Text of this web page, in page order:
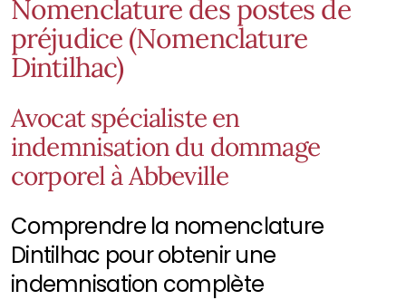
Nomenclature des postes de
préjudice (Nomenclature
Dintilhac)
Avocat spécialiste en
indemnisation du dommage
corporel à Abbeville
Comprendre la nomenclature
Dintilhac pour obtenir une
indemnisation complète